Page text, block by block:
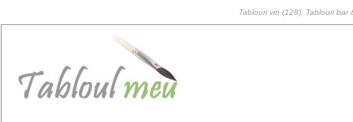
Tablouri vin (128), Tablouri